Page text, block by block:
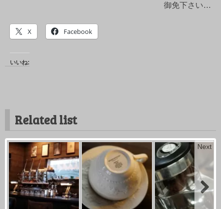
御免下さい…
X Facebook
いいね:
Related list
Next